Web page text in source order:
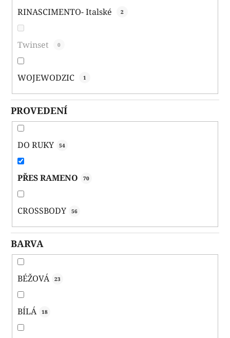
RINASCIMENTO- Italské 2
Twinset 0
WOJEWODZIC 1
PROVEDENÍ
DO RUKY 54
PŘES RAMENO 70
CROSSBODY 56
BARVA
BÉŽOVÁ 23
BÍLÁ 18